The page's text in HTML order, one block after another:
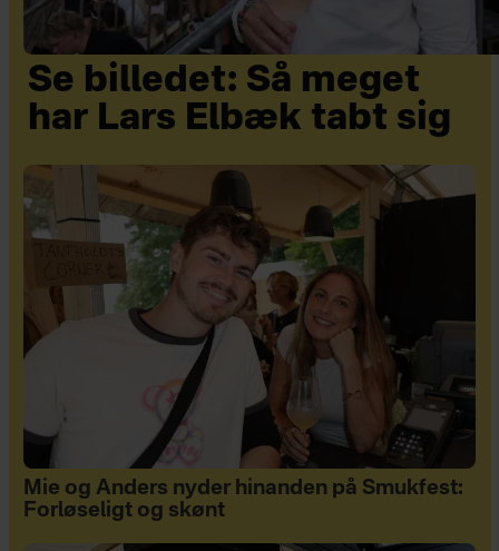
Se billedet: Så meget
har Lars Elbæk tabt sig
Mie og Anders nyder hinanden på Smukfest:
Forløseligt og skønt